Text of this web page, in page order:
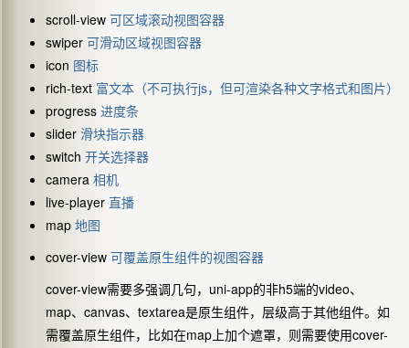
scroll-view 可区域滚动视图容器
swiper 可滑动区域视图容器
icon 图标
rich-text 富文本（不可执行js，但可渲染各种文字格式和图片）
progress 进度条
slider 滑块指示器
switch 开关选择器
camera 相机
live-player 直播
map 地图
cover-view 可覆盖原生组件的视图容器
cover-view需要多强调几句，uni-app的非h5端的video、
map、canvas、textarea是原生组件，层级高于其他组件。如
需覆盖原生组件，比如在map上加个遮罩，则需要使用cover-